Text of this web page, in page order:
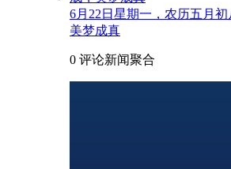
6月22日星期一，农历五月初
美梦成真
0 评论新闻聚合